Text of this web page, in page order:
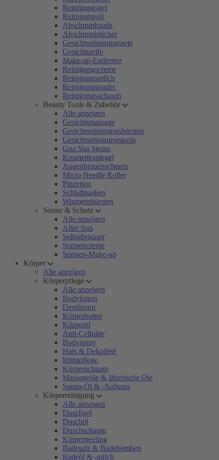
Reinigungsgel
Reinigungsöl
Abschminkpads
Abschminktücher
Gesichtsreinigungssets
Gesichtsseife
Make-up-Entferner
Reinigungscreme
Reinigungsmilch
Reinigungspuder
Reinigungsschaum
Beauty Tools & Zubehör
Alle anzeigen
Gesichtsmassage
Gesichtsreinigungsbürsten
Gesichtsreinigungstools
Gua Sha Steine
Kosmetikspiegel
Augenbrauenscheren
Micro Needle Roller
Pinzetten
Schlafmasken
Wimpernbürsten
Sonne & Schutz
Alle anzeigen
After Sun
Selbstbräuner
Sonnencreme
Sonnen-Make-up
Körper
Alle anzeigen
Körperpflege
Alle anzeigen
Bodylotion
Deodorant
Körperbutter
Körperöl
Anti-Cellulite
Bodyspray
Hals & Dekolleté
Intimpflege
Körperschaum
Massageöle & ätherische Öle
Sauna-Öl & -Aufguss
Körperreinigung
Alle anzeigen
Duschgel
Duschöl
Duschschaum
Körperpeeling
Badesalz & Badebomben
Badeöl & -milch